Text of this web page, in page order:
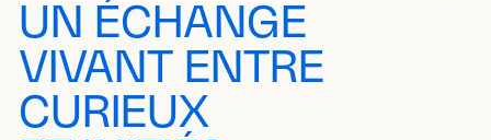
UN ÉCHANGE
VIVANT ENTRE
CURIEUX